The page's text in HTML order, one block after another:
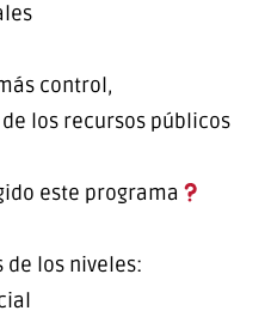
control,
los recursos públicos
este programa
de los niveles: